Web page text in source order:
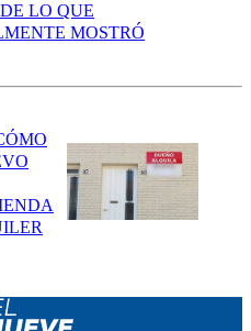
LO QUE
MOSTRÓ